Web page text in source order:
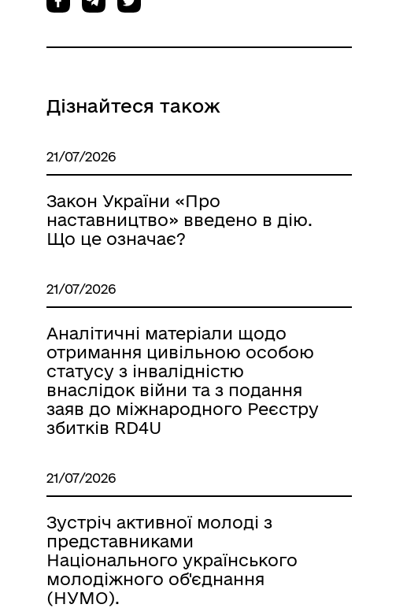
Дізнайтеся також
21/07/2026
Закон України «Про
наставництво» введено в дію.
Що це означає?
21/07/2026
Аналітичні матеріали щодо
отримання цивільною особою
статусу з інвалідністю
внаслідок війни та з подання
заяв до міжнародного Реєстру
збитків RD4U
21/07/2026
Зустріч активної молоді з
представниками
Національного українського
молодіжного об'єднання
(НУМО).